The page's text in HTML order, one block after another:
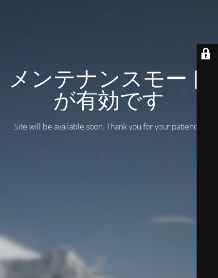
メンテナンスモード
が有効です
Site will be available soon. Thank you for your patience!